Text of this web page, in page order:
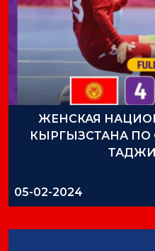
ЖЕНСКАЯ
КЫРГЫЗСТАНА ПО
05-02-2024